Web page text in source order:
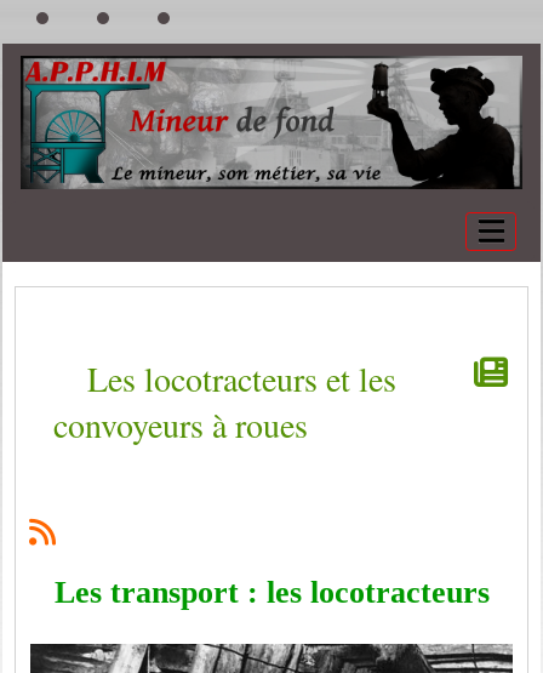
Les locotracteurs et les
convoyeurs à roues
Les transport : les locotracteurs